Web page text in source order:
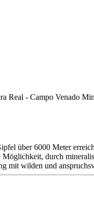
über 6000 Meter
durch
mit wilden und